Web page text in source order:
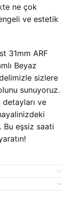
ne çok
ve estetik
31mm ARF
Beyaz
sizlere
sunuyoruz.
detayları ve
Bu eşsiz saati